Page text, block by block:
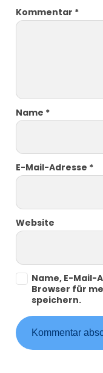
Kommentar *
Name *
E-Mail-Adresse *
Website
Name, E-Mail-
Browser für
speichern.